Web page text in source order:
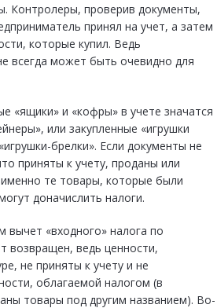
Контролеры, проверив документы,
принял на учет, а затем
которые купил. Ведь
всегда может быть очевидно для
«ящики» и «кофры» в учете значатся
или закупленные «игрушки
брелки». Если документы не
приняты к учету, проданы или
те товары, которые были
доначислить налоги.
«входного» налога по
возвращен, ведь ценности,
не приняты к учету и не
облагаемой налогом (в
товары под другим названием). Во-